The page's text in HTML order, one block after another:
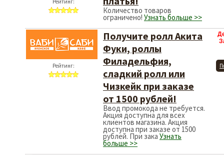
Рейтинг:
Количество товаров
ограничено! Узнать больше >>
Рейтинг:
Получите ролл Акита
Фуки, роллы
Филадельфия,
сладкий ролл или
Чизкейк при заказе
от 1500 рублей!
Ввод промокода не требуется.
Акция доступна для всех
клиентов магазина. Акция
доступна при заказе от 1500
рублей. При зака Узнать
больше >>